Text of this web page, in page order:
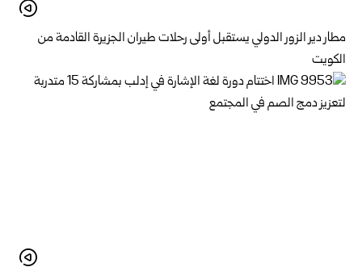
مطار دير الزور الدولي يستقبل أولى رحلات طيران الجزيرة ‏القادمة من
الكويت